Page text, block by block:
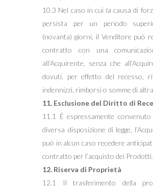
10.3 Nel caso in cui la causa di
persista per un periodo
(novanta) giorni, il Venditore può
contratto con una
all’Acquirente, senza che
dovuti, per effetto del recesso,
indennizzi, rimborsi o somme di
11. Esclusione del Diritto di
11.1 È espressamente
diversa disposizione di legge,
può in alcun caso recedere
contratto per l’acquisto dei Prodotti.
12. Riserva di Proprietà
12.1 Il trasferimento della